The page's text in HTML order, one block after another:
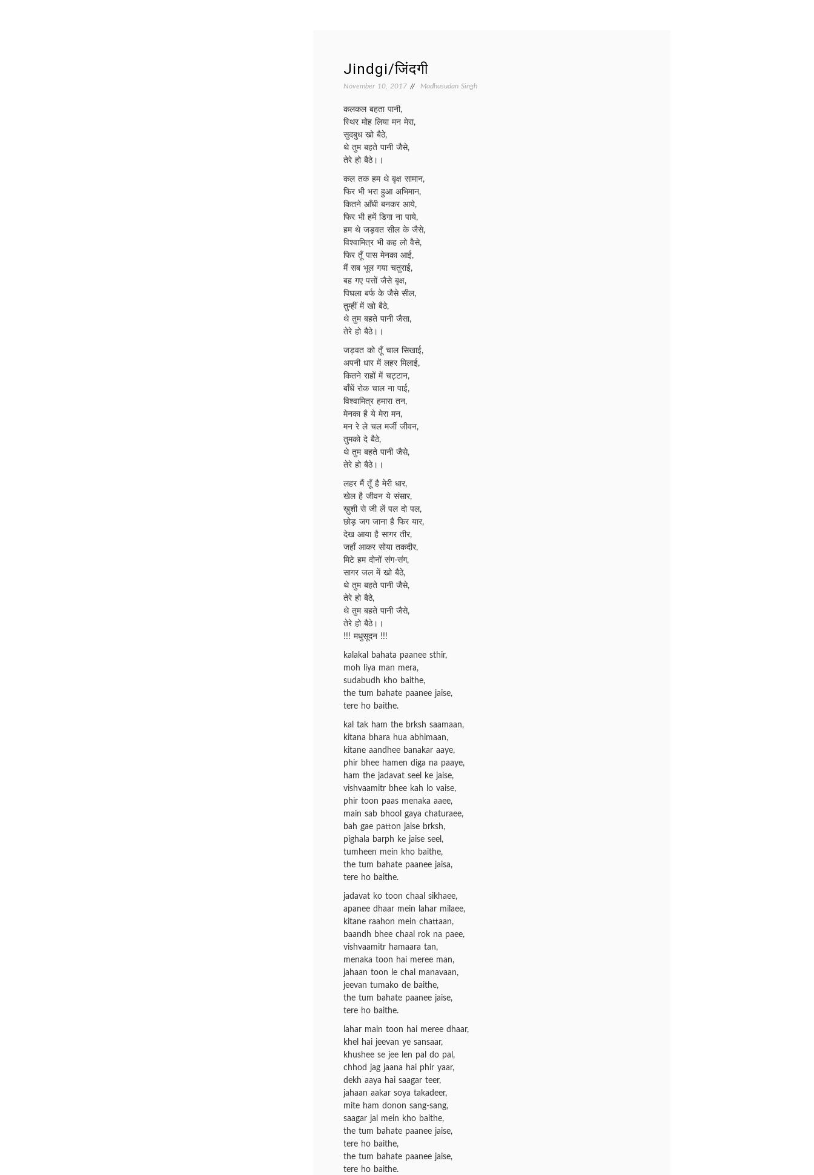
Jindgi/जिंदगी
November 10, 2017 Madhusudan Singh
कलकल बहता पानी,
स्थिर मोह लिया मन मेरा,
सुदबुध खो बैठे,
थे तुम बहते पानी जैसे,
तेरे हो बैठे।।
कल तक हम थे बृक्ष सामान,
फिर भी भरा हुआ अभिमान,
कितने आँधी बनकर आये,
फिर भी हमें डिगा ना पाये,
हम थे जड़वत सील के जैसे,
विश्वामित्र भी कह लो वैसे,
फिर तूँ पास मेनका आई,
मैं सब भूल गया चतुराई,
बह गए पत्तों जैसे बृक्ष,
पिघला बर्फ के जैसे सील,
तुम्हीं में खो बैठे,
थे तुम बहते पानी जैसा,
तेरे हो बैठे।।
जड़वत को तूँ चाल सिखाई,
अपनी धार में लहर मिलाई,
कितने राहों में चट्टान,
बाँधें रोक चाल ना पाई,
विश्वामित्र हमारा तन,
मेनका है ये मेरा मन,
मन रे ले चल मर्जी जीवन,
तुमको दे बैठे,
थे तुम बहते पानी जैसे,
तेरे हो बैठे।।
लहर मैं तूँ है मेरी धार,
खेल है जीवन ये संसार,
ख़ुशी से जी लें पल दो पल,
छोड़ जग जाना है फिर यार,
देख आया है सागर तीर,
जहाँ आकर सोया तकदीर,
मिटे हम दोनों संग-संग,
सागर जल में खो बैठे,
थे तुम बहते पानी जैसे,
तेरे हो बैठे,
थे तुम बहते पानी जैसे,
तेरे हो बैठे।।
!!! मधुसूदन !!!
kalakal bahata paanee sthir,
moh liya man mera,
sudabudh kho baithe,
the tum bahate paanee jaise,
tere ho baithe.
kal tak ham the brksh saamaan,
kitana bhara hua abhimaan,
kitane aandhee banakar aaye,
phir bhee hamen diga na paaye,
ham the jadavat seel ke jaise,
vishvaamitr bhee kah lo vaise,
phir toon paas menaka aaee,
main sab bhool gaya chaturaee,
bah gae patton jaise brksh,
pighala barph ke jaise seel,
tumheen mein kho baithe,
the tum bahate paanee jaisa,
tere ho baithe.
jadavat ko toon chaal sikhaee,
apanee dhaar mein lahar milaee,
kitane raahon mein chattaan,
baandh bhee chaal rok na paee,
vishvaamitr hamaara tan,
menaka toon hai meree man,
jahaan toon le chal manavaan,
jeevan tumako de baithe,
the tum bahate paanee jaise,
tere ho baithe.
lahar main toon hai meree dhaar,
khel hai jeevan ye sansaar,
khushee se jee len pal do pal,
chhod jag jaana hai phir yaar,
dekh aaya hai saagar teer,
jahaan aakar soya takadeer,
mite ham donon sang-sang,
saagar jal mein kho baithe,
the tum bahate paanee jaise,
tere ho baithe,
the tum bahate paanee jaise,
tere ho baithe.